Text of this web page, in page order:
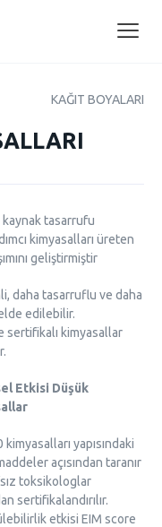
KAĞIT BOYALARI
tasarrufu
kimyasalları üreten
geliştirmiştir
daha tasarruflu ve daha
edilebilir.
sertifikalı kimyasallar
Etkisi Düşük
kimyasalları yapısındaki
açısından taranır
toksikologlar
sertifikalandırılır.
etkisi EIM score